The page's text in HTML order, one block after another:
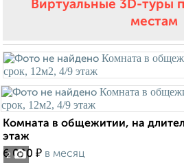
Виртуальные 3D-туры
местам
2
Комната в общежитии, на
этаж
6 000 ₽ в месяц